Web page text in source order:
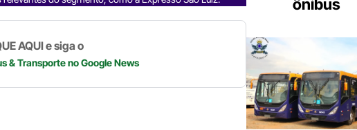
p k
AQUI e siga o
& Transporteno Google News
ônibus